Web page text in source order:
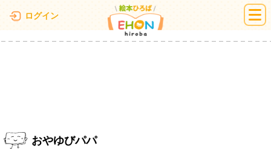
ログイン 絵本ひろば
おやゆびパパ